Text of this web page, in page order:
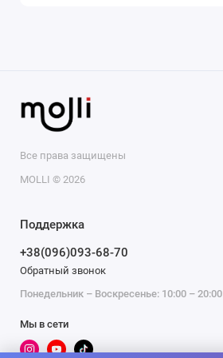
Все права защищены
MOLLI © 2026
Поддержка
+38(096)093-68-70
Обратный звонок
Понедельник – Воскресенье: 10:00 – 20:00
Мы в сети